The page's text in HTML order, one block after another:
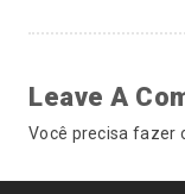
Leave A
Você precisa fazer